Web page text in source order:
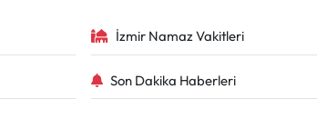
İzmir Namaz Vakitleri
Son Dakika Haberleri